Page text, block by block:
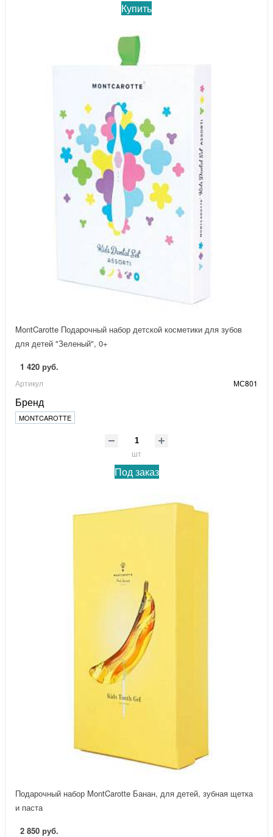
Купить
MontCarotte Подарочный набор детской косметики для зубов
для детей "Зеленый", 0+
1 420 руб.
Артикул МС801
Бренд
MONTCAROTTE
шт
Под заказ
Подарочный набор MontCarotte Банан, для детей, зубная щетка
и паста
2 850 руб.